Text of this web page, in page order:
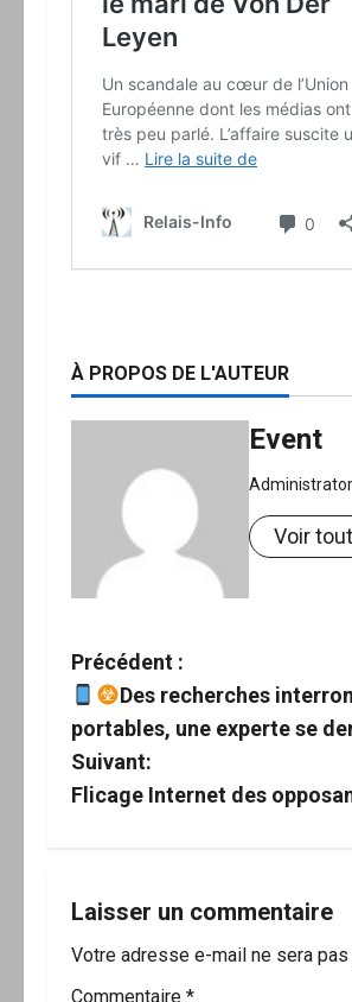
À PROPOS DE L'AUTEUR
Event
Administrator
Voir
N
a
v
a
t
Précédent :
Des recherches
portables, une experte se
Suivant:
Flicage Internet des
Laisser un commentaire
Votre adresse e-mail ne sera pas
Commentaire *